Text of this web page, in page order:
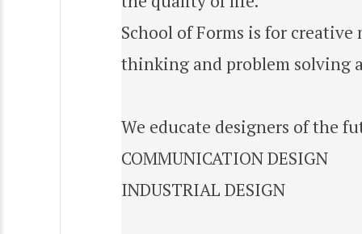
School of Forms is for
thinking and problem solving
We educate designers of the
COMMUNICATION DESIGN
INDUSTRIAL DESIGN